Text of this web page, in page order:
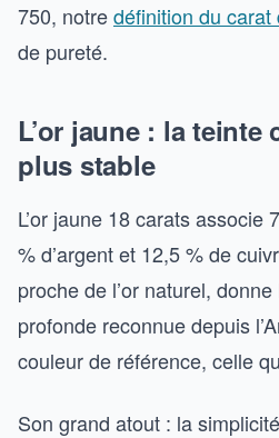
750, notredéfinition du carat
de pureté.
L’or jaune : la teinte
plus stable
L’or jaune 18 carats associe
% d’argent et 12,5 % de
proche de l’or naturel,
profonde reconnue depuis
couleur de référence, celle
Son grand atout : la